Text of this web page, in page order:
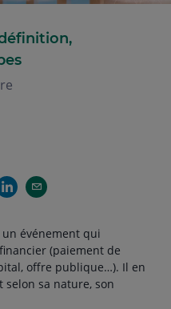
événement qui
(paiement de
offre publique…). Il en
selon sa nature, son